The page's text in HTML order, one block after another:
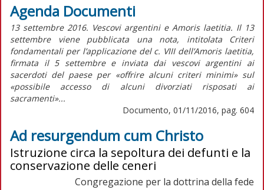
Agenda Documenti
13 settembre 2016. Vescovi argentini e Amoris laetitia. Il 13
settembre viene pubblicata una nota, intitolata Criteri
fondamentali per l’applicazione del c. VIII dell’Amoris laetitia,
firmata il 5 settembre e inviata dai vescovi argentini ai
sacerdoti del paese per «offrire alcuni criteri minimi» sul
«possibile accesso di alcuni divorziati risposati ai
sacramenti»...
Documento, 01/11/2016, pag. 604
Ad resurgendum cum Christo
Istruzione circa la sepoltura dei defunti e la
conservazione delle ceneri
Congregazione per la dottrina della fede